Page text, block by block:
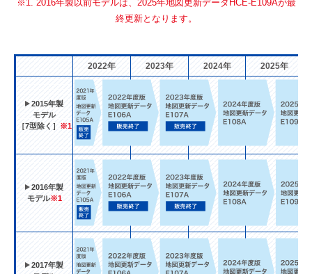
※1. 2016年製以前モデルは、2025年地図更新データHCE-E109Aが最
終更新となります。
2022年 2023年 2024年 2025年
2015年製
モデル
［7型除く］
※1
2016年製
モデル※1
2017年製